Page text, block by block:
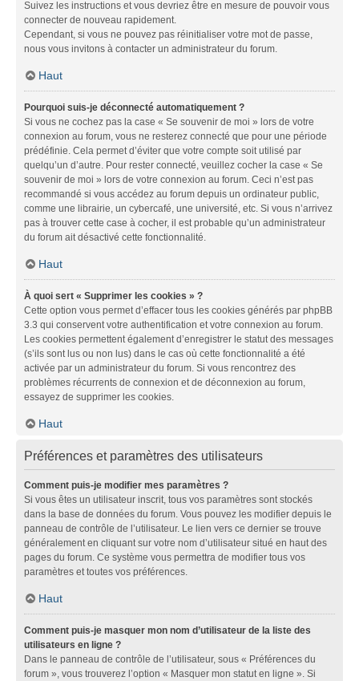
Suivez les instructions et vous devriez être en mesure de pouvoir vous
connecter de nouveau rapidement.
Cependant, si vous ne pouvez pas réinitialiser votre mot de passe,
nous vous invitons à contacter un administrateur du forum.
Haut
Pourquoi suis-je déconnecté automatiquement ?
Si vous ne cochez pas la case « Se souvenir de moi » lors de votre
connexion au forum, vous ne resterez connecté que pour une période
prédéfinie. Cela permet d’éviter que votre compte soit utilisé par
quelqu’un d’autre. Pour rester connecté, veuillez cocher la case « Se
souvenir de moi » lors de votre connexion au forum. Ceci n’est pas
recommandé si vous accédez au forum depuis un ordinateur public,
comme une librairie, un cybercafé, une université, etc. Si vous n’arrivez
pas à trouver cette case à cocher, il est probable qu’un administrateur
du forum ait désactivé cette fonctionnalité.
Haut
À quoi sert « Supprimer les cookies » ?
Cette option vous permet d’effacer tous les cookies générés par phpBB
3.3 qui conservent votre authentification et votre connexion au forum.
Les cookies permettent également d’enregistrer le statut des messages
(s’ils sont lus ou non lus) dans le cas où cette fonctionnalité a été
activée par un administrateur du forum. Si vous rencontrez des
problèmes récurrents de connexion et de déconnexion au forum,
essayez de supprimer les cookies.
Haut
Préférences et paramètres des utilisateurs
Comment puis-je modifier mes paramètres ?
Si vous êtes un utilisateur inscrit, tous vos paramètres sont stockés
dans la base de données du forum. Vous pouvez les modifier depuis le
panneau de contrôle de l’utilisateur. Le lien vers ce dernier se trouve
généralement en cliquant sur votre nom d’utilisateur situé en haut des
pages du forum. Ce système vous permettra de modifier tous vos
paramètres et toutes vos préférences.
Haut
Comment puis-je masquer mon nom d’utilisateur de la liste des
utilisateurs en ligne ?
Dans le panneau de contrôle de l’utilisateur, sous « Préférences du
forum », vous trouverez l’option « Masquer mon statut en ligne ». Si